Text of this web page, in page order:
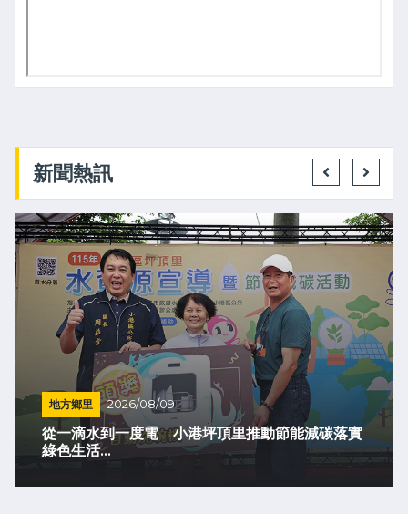
新聞熱訊
地方鄉里 2026/08/09
從一滴水到一度電 小港坪頂里推動節能減碳落實
綠色生活...